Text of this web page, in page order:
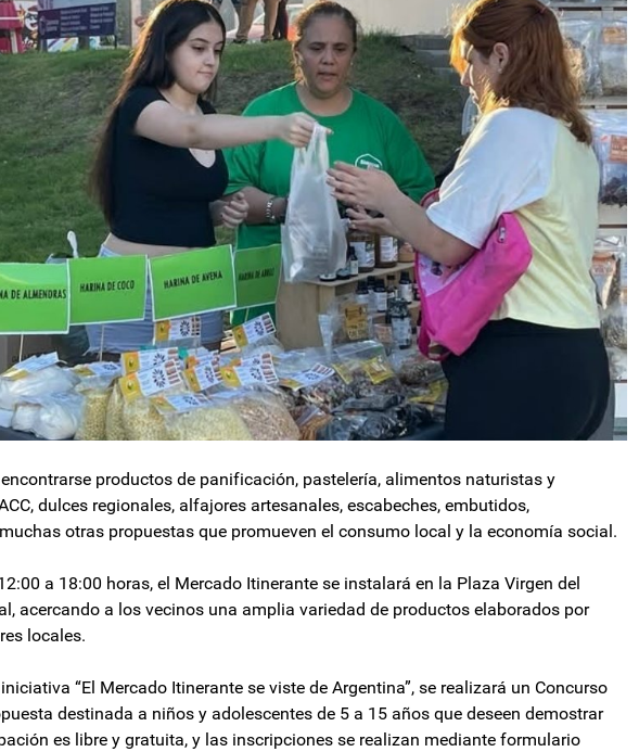
productos de panificación, pastelería, alimentos naturistas y
dulces regionales, alfajores artesanales, escabeches, embutidos,
otras propuestas que promueven el consumo local y la economía social.
a 18:00 horas, el Mercado Itinerante se instalará en la Plaza Virgen del
acercando a los vecinos una amplia variedad de productos elaborados por
locales.
“El Mercado Itinerante se viste de Argentina”, se realizará un Concurso
destinada a niños y adolescentes de 5 a 15 años que deseen demostrar
es libre y gratuita, y las inscripciones se realizan mediante formulario